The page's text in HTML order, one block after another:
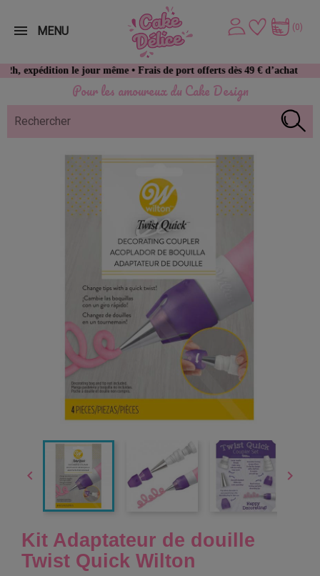
Pour les amoureux du Cake Design
le jour même • Frais de port offerts dès 49 € d’achat
(0)
MENU
 
Kit Adaptateur de douille
Twist Quick Wilton